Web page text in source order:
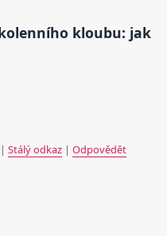
kloubu: jak
|Stálý odkaz |Odpovědět